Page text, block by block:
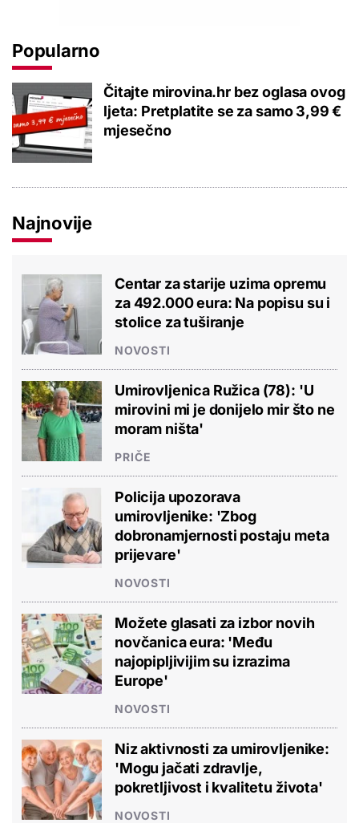
Popularno
Čitajte mirovina.hr bez oglasa ovog
ljeta: Pretplatite se za samo 3,99 €
mjesečno
Najnovije
Centar za starije uzima opremu
za 492.000 eura: Na popisu su i
stolice za tuširanje
NOVOSTI
Umirovljenica Ružica (78): 'U
mirovini mi je donijelo mir što ne
moram ništa'
PRIČE
Policija upozorava
umirovljenike: 'Zbog
dobronamjernosti postaju meta
prijevare'
NOVOSTI
Možete glasati za izbor novih
novčanica eura: 'Među
najopipljivijim su izrazima
Europe'
NOVOSTI
Niz aktivnosti za umirovljenike:
'Mogu jačati zdravlje,
pokretljivost i kvalitetu života'
NOVOSTI